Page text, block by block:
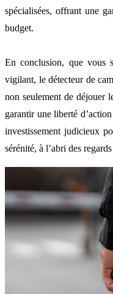
spécialisées, offrant une
budget.
En conclusion, que vous
vigilant, le détecteur de
non seulement de déjouer
garantir une liberté
investissement judicieux
sérénité, à l’abri des